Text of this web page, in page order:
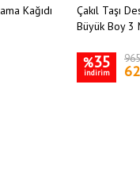
Kağıdı
Çakıl Taşı
Büyük Boy 3
%35
indirim